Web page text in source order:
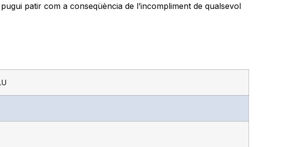
patir com a conseqüència de l’incompliment de qualsevol